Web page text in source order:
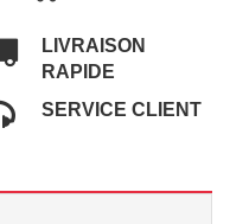
LIVRAISON
RAPIDE
SERVICE CLIENT